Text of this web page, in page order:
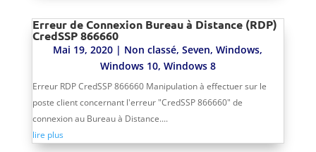
Erreur de Connexion Bureau à Distance (RDP)
CredSSP 866660
Mai 19, 2020 | Non classé,Seven,Windows,
Windows 10, Windows 8
Erreur RDP CredSSP 866660 Manipulation à effectuer sur le
poste client concernant l'erreur "CredSSP 866660" de
connexion au Bureau à Distance....
lire plus